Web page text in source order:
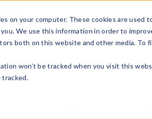
on your computer. These cookies are
We use this information in order to
both on this website and other media. To
won’t be tracked when you visit this
tracked.
Sell Online Business Type
Shoplazza x